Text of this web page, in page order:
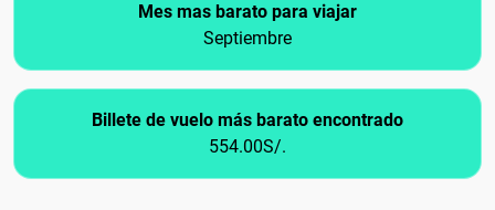
Mes mas barato para viajar
Septiembre
Billete de vuelo más barato encontrado
554.00S/.